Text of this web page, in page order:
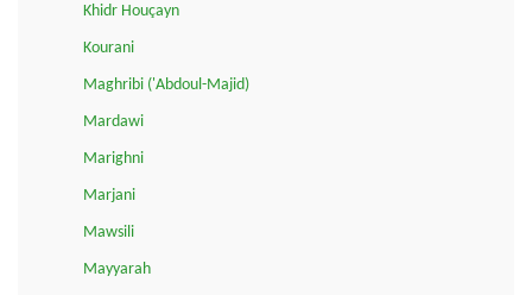
Khidr Houçayn
Kourani
Maghribi ('Abdoul-Majid)
Mardawi
Marighni
Marjani
Mawsili
Mayyarah